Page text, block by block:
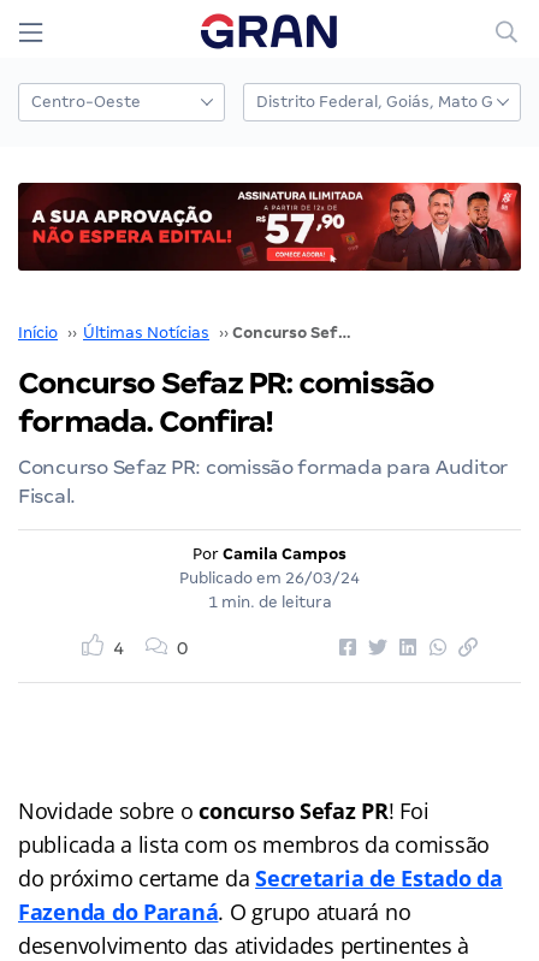
Início ›› Últimas Notícias ›› Concurso Sefaz PR: comissão formada. Confira!
Concurso Sefaz PR: comissão
formada. Confira!
Concurso Sefaz PR: comissão formada para Auditor
Fiscal.
Por Camila Campos
Publicado em 26/03/24
1 min. de leitura
4 0
Novidade sobre oconcurso Sefaz PR! Foi
publicada a lista com os membros da comissão
do próximo certame daSecretaria de Estado da
Fazenda do Paraná. O grupo atuará no
desenvolvimento das atividades pertinentes à